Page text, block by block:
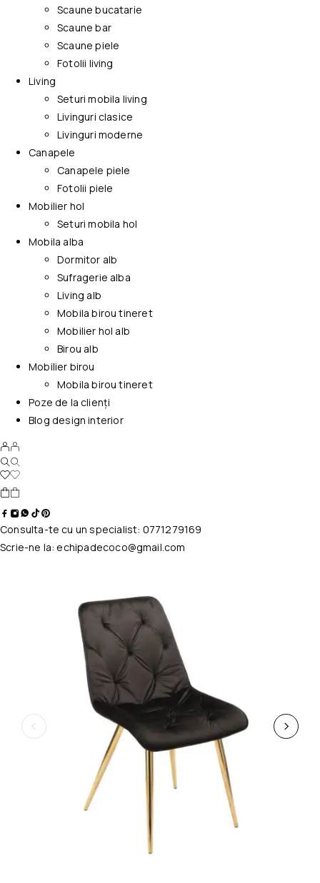
Scaune bucatarie
Scaune bar
Scaune piele
Fotolii living
Living
Seturi mobila living
Livinguri clasice
Livinguri moderne
Canapele
Canapele piele
Fotolii piele
Mobilier hol
Seturi mobila hol
Mobila alba
Dormitor alb
Sufragerie alba
Living alb
Mobila birou tineret
Mobilier hol alb
Birou alb
Mobilier birou
Mobila birou tineret
Poze de la clienți
Blog design interior
Consulta-te cu un specialist: 0771279169
Scrie-ne la:echipadecoco@gmail.com